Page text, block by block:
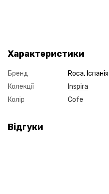
Характеристики
Бренд
Roca, Іспанія
Колекції
Inspira
Колір
Cofe
Відгуки